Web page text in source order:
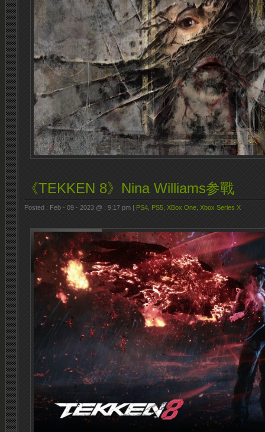
《TEKKEN 8》Nina Williams参戰
Posted : Feb - 09 - 2023 @ : 9:17 pm | PS4 PS5 XBox One Xbox Series X